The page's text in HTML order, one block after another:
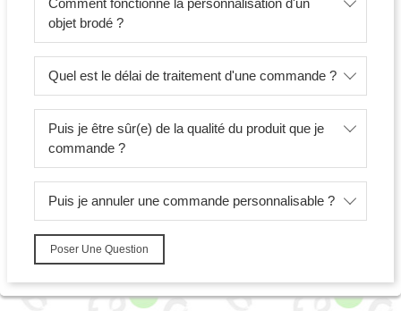
Comment fonctionne la personnalisation d'un
objet brodé ?
Quel est le délai de traitement d'une commande ?
Puis je être sûr(e) de la qualité du produit que je
commande ?
Puis je annuler une commande personnalisable ?
Poser Une Question